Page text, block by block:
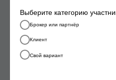
Выберите категорию
Брокер или партнёр
Клиент
Свой вариант